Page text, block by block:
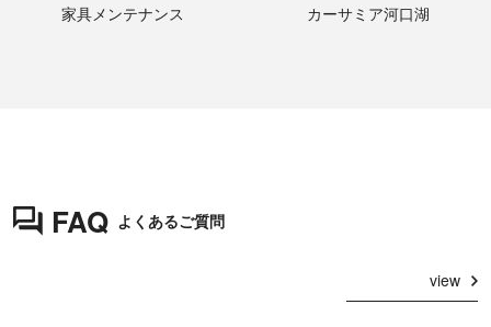
家具メンテナンス カーサミア河口湖
FAQ よくあるご質問
view